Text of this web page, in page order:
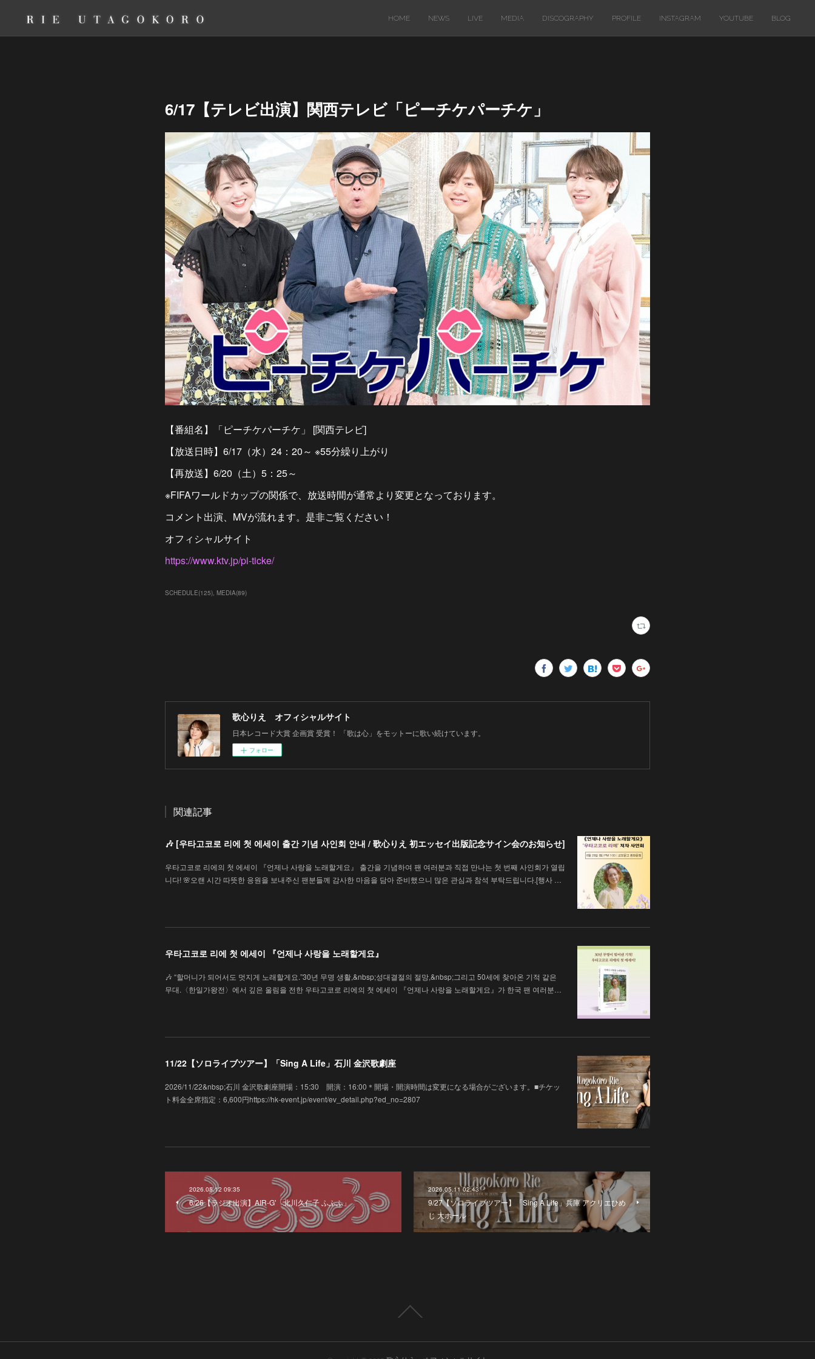
HOME NEWS LIVE MEDIA DISCOGRAPHY PROFILE INSTAGRAM YOUTUBE BLOG
6/17【テレビ出演】関西テレビ「ピーチケパーチケ」
【番組名】「ピーチケパーチケ」 [関西テレビ]
【放送日時】6/17（水）24：20～ ※55分繰り上がり
【再放送】6/20（土）5：25～
※FIFAワールドカップの関係で、放送時間が通常より変更となっております。
コメント出演、MVが流れます。是非ご覧ください！
オフィシャルサイト
https://www.ktv.jp/pi-ticke/
SCHEDULE(125) MEDIA(89)
歌心りえ オフィシャルサイト
日本レコード大賞 企画賞 受賞！ 「歌は心」をモットーに歌い続けています。
フォロー
関連記事
🎶 [우타고코로 리에 첫 에세이 출간 기념 사인회 안내 / 歌心りえ 初エッセイ出版記念サイン会のお知らせ]
우타고코로 리에의 첫 에세이 『언제나 사랑을 노래할게요』 출간을 기념하여 팬 여러분과 직접 만나는 첫 번째 사인회가 열립
니다! 🌸오랜 시간 따뜻한 응원을 보내주신 팬분들께 감사한 마음을 담아 준비했으니 많은 관심과 참석 부탁드립니다.[행사 …
우타고코로 리에 첫 에세이 『언제나 사랑을 노래할게요』
🎶 “할머니가 되어서도 멋지게 노래할게요.”30년 무명 생활,&nbsp;성대결절의 절망,&nbsp;그리고 50세에 찾아온 기적 같은
무대.〈한일가왕전〉에서 깊은 울림을 전한 우타고코로 리에의 첫 에세이 『언제나 사랑을 노래할게요』가 한국 팬 여러분…
11/22【ソロライブツアー】「Sing A Life」石川 金沢歌劇座
2026/11/22&nbsp;石川 金沢歌劇座開場：15:30 開演：16:00＊開場・開演時間は変更になる場合がございます。■チケッ
ト料金全席指定：6,600円https://hk-event.jp/event/ev_detail.php?ed_no=2807
2026.05.12 09:35
6/26【ラジオ出演】AIR-G'「北川久仁子 ふふふ」
2026.05.11 02:43
9/27【ソロライブツアー】「Sing A Life」兵庫 アクリエひめ
じ 大ホール